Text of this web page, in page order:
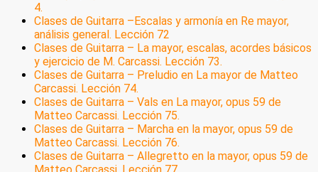
4.
Clases de Guitarra –Escalas y armonía en Re mayor,
análisis general. Lección 72
Clases de Guitarra – La mayor, escalas, acordes básicos
y ejercicio de M. Carcassi. Lección 73.
Clases de Guitarra – Preludio en La mayor de Matteo
Carcassi. Lección 74.
Clases de Guitarra – Vals en La mayor, opus 59 de
Matteo Carcassi. Lección 75.
Clases de Guitarra – Marcha en la mayor, opus 59 de
Matteo Carcassi. Lección 76.
Clases de Guitarra – Allegretto en la mayor, opus 59 de